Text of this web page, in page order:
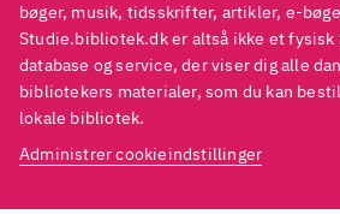
bøger, musik, tidsskrifter, artikler, e-
Studie.bibliotek.dk er altså ikke et
database og service, der viser dig alle
bibliotekers materialer, som du kan
lokale bibliotek.
Administrer cookieindstillinger